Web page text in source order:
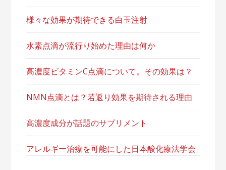
様々な効果が期待できる白玉注射
水素点滴が流行り始めた理由は何か
高濃度ビタミンC点滴について。その効果は？
NMN点滴とは？若返り効果を期待される理由
高濃度成分が話題のサプリメント
アレルギー治療を可能にした日本酸化療法学会